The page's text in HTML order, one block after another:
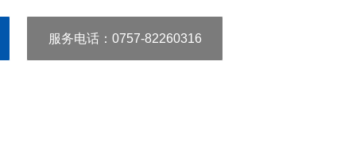
服务电话：0757-82260316